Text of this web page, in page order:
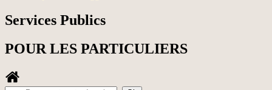
Services Publics
POUR LES PARTICULIERS